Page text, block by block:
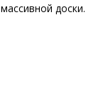
массивной доски.